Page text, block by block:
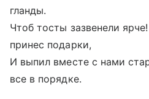
гланды.
Чтоб тосты зазвенели
принес подарки,
И выпил вместе с нами
все в порядке.